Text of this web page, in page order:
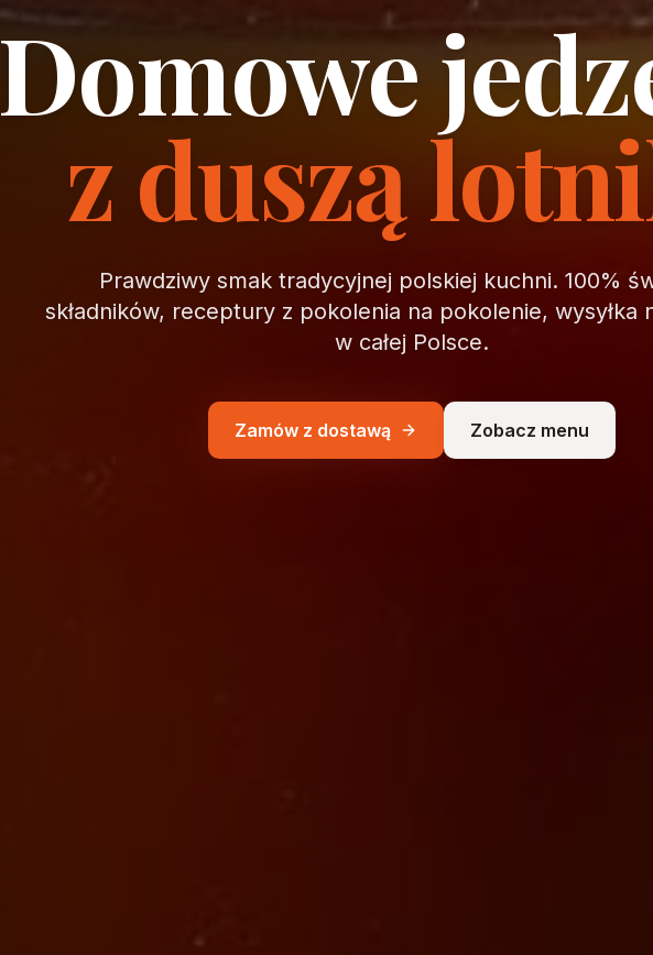
Domowe
z duszą
Prawdziwy smak tradycyjnej polskiej kuchni. 100%
składników, receptury z pokolenia na pokolenie, wysyłka
w całej Polsce.
Zamów z dostawą Zobacz menu